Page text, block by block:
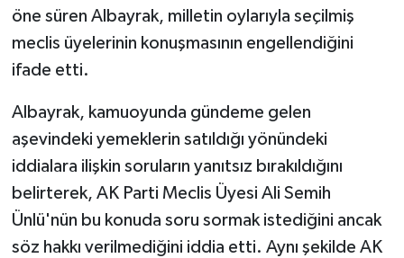
öne süren Albayrak, milletin oylarıyla seçilmiş
meclis üyelerinin konuşmasının engellendiğini
ifade etti.
Albayrak, kamuoyunda gündeme gelen
aşevindeki yemeklerin satıldığı yönündeki
iddialara ilişkin soruların yanıtsız bırakıldığını
belirterek, AK Parti Meclis Üyesi Ali Semih
Ünlü'nün bu konuda soru sormak istediğini ancak
söz hakkı verilmediğini iddia etti. Aynı şekilde AK